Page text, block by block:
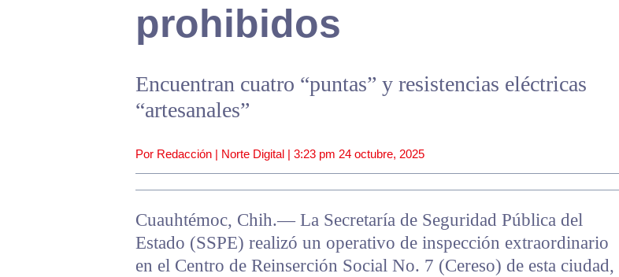
prohibidos
Encuentran cuatro “puntas” y resistencias eléctricas
“artesanales”
Por Redacción | Norte Digital | 3:23 pm 24 octubre, 2025
Cuauhtémoc, Chih.— La Secretaría de Seguridad Pública del
Estado (SSPE) realizó un operativo de inspección extraordinario
en el Centro de Reinserción Social No. 7 (Cereso) de esta ciudad,